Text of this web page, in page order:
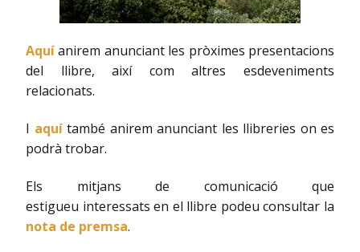
Aquíanirem anunciant les pròximes presentacions
del llibre, així com altres esdeveniments
relacionats.
I aquítambé anirem anunciant les llibreries on es
podrà trobar.
Els mitjans de comunicació que
estigueu interessats en el llibre podeu consultar la
nota de premsa.